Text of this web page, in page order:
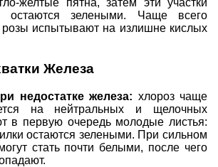
желтые пятна, затем эти участки
остаются зелеными. Чаще всего
розы испытывают на излишне кислых
Железа
недостатке железа: хлороз чаще
на нейтральных и щелочных
в первую очередь молодые листья:
остаются зелеными. При сильном
стать почти белыми, после чего